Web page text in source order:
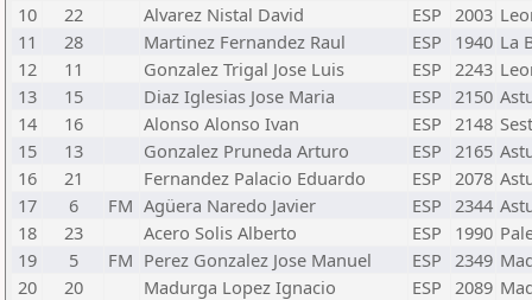
10
22 Alvarez Nistal David ESP 2003
11
28 Martinez Fernandez Raul ESP 1940 La
12
11 Gonzalez Trigal Jose Luis ESP 2243
13
15 Diaz Iglesias Jose Maria ESP 2150
14
16 Alonso Alonso Ivan ESP 2148
15
13 Gonzalez Pruneda Arturo ESP 2165
16
21 Fernandez Palacio Eduardo ESP 2078
17
6 FM Agüera Naredo Javier ESP 2344
18
23 Acero Solis Alberto ESP 1990
19
5 FM Perez Gonzalez Jose Manuel ESP 2349
20
20 Madurga Lopez Ignacio ESP 2089